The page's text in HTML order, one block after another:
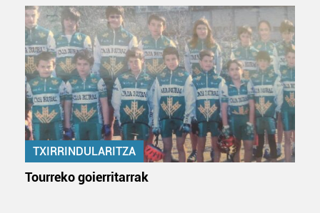
TXIRRINDULARITZA
Tourreko goierritarrak